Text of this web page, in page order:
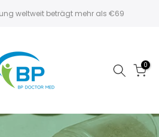
weltweit beträgt mehr als €69
0